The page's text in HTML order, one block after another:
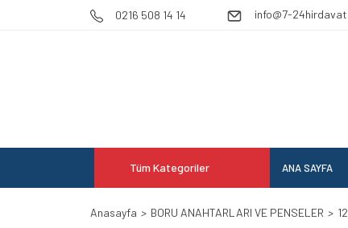
0216 508 14 14 info@7-
Tüm Kategoriler ANA SAYFA
Anasayfa BORU ANAHTARLARI VE PENSELER